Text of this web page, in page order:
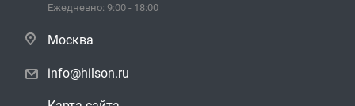
Ежедневно: 9:00 - 18:00
Москва
info@hilson.ru